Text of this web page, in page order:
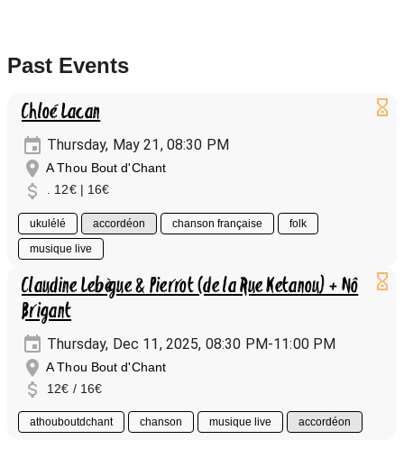
Past Events
Chloé Lacan
Thursday, May 21, 08:30 PM
A Thou Bout d'Chant
. 12€ | 16€
ukulélé accordéon chanson française
folk
musique live
Claudine Lebègue & Pierrot (de la Rue Ketanou) + Nô
Brigant
Thursday, Dec 11, 2025, 08:30 PM-11:00 PM
A Thou Bout d'Chant
12€ / 16€
athouboutdchant chanson musique live accordéon